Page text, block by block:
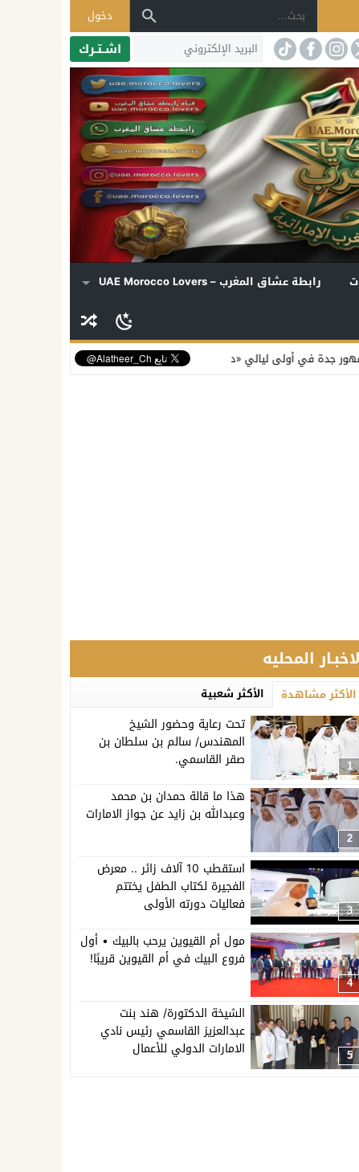
دخول
اشـتـرك
رابطة عشاق المغرب – UAE Morocco Lovers
«دي روحي» إليسا تكشف موعد ألبومها الجديد وتفتح قلبها لملفات الفن
المحليه
الأكثر مشاهدة الأكثر شعبية
1
تحت رعاية وحضور الشيخ
المهندس/ سالم بن سلطان بن
صقر القاسمي.
2
هذا ما قالة حمدان بن محمد
وعبدالله بن زايد عن جواز الامارات
3
استقطب 10 آلاف زائر .. معرض
الفجيرة لكتاب الطفل يختتم
فعاليات دورته الأولى
4
مول أم القيوين يرحب بالبيك • أول
فروع البيك في أم القيوين قريبًا!
5
الشيخة الدكتورة/ هند بنت
عبدالعزيز القاسمي رئيس نادي
الامارات الدولي للأعمال